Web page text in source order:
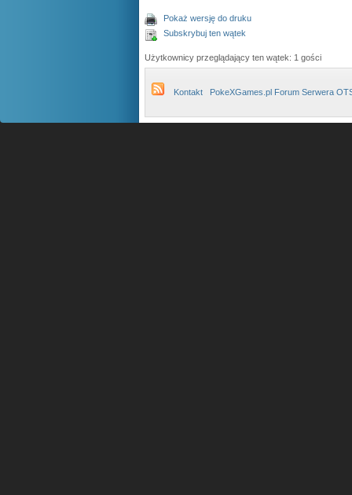
Pokaż wersję do druku
Subskrybuj ten wątek
Użytkownicy przeglądający ten wątek: 1 gości
Kontakt PokeXGames.pl Forum Serwera